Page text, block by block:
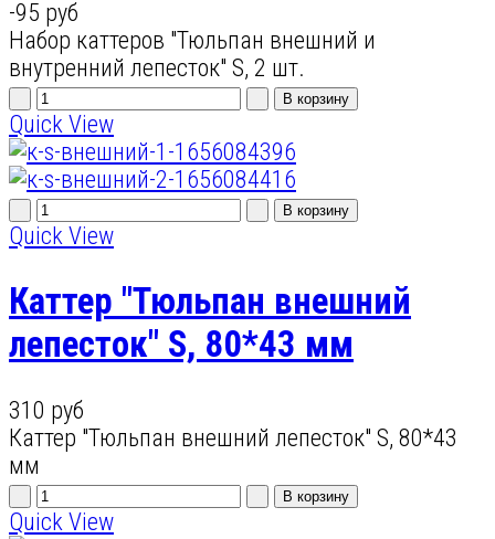
-95 руб
Набор каттеров "Тюльпан внешний и
внутренний лепесток" S, 2 шт.
Quick View
Quick View
Каттер "Тюльпан внешний
лепесток" S, 80*43 мм
310 руб
Каттер "Тюльпан внешний лепесток" S, 80*43
мм
Quick View